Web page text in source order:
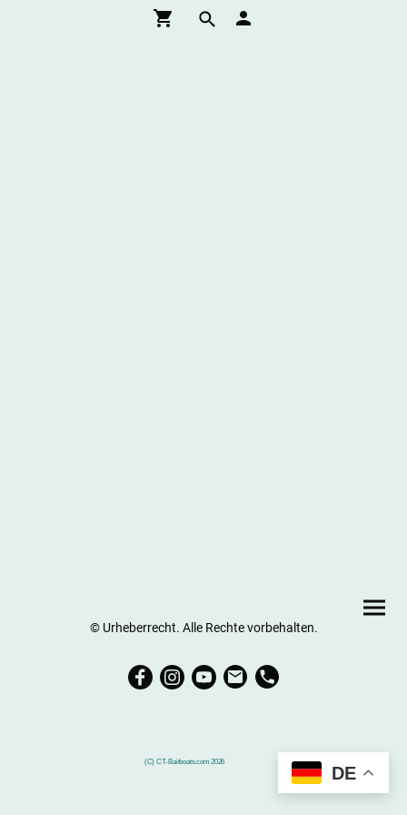
© Urheberrecht. Alle Rechte vorbehalten.
(C) CT-Baitboats.com 2026
DE